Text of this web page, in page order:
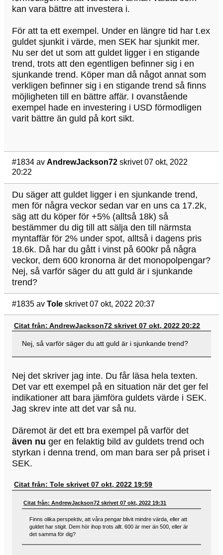
kan vara bättre att investera i.
För att ta ett exempel. Under en längre tid har t.ex
guldet sjunkit i värde, men SEK har sjunkit mer.
Nu ser det ut som att guldet ligger i en stigande
trend, trots att den egentligen befinner sig i en
sjunkande trend. Köper man då något annat som
verkligen befinner sig i en stigande trend så finns
möjligheten till en bättre affär. I ovanstående
exempel hade en investering i USD förmodligen
varit bättre än guld på kort sikt.
#1834 av AndrewJackson72 skrivet 07 okt, 2022
20:22
Du säger att guldet ligger i en sjunkande trend,
men för några veckor sedan var en uns ca 17.2k,
säg att du köper för +5% (alltså 18k) så
bestämmer du dig till att sälja den till närmsta
myntaffär för 2% under spot, alltså i dagens pris
18.6k. Då har du gått i vinst på 600kr på några
veckor, dem 600 kronorna är det monopolpengar?
Nej, så varför säger du att guld är i sjunkande
trend?
#1835 av Tole skrivet 07 okt, 2022 20:37
Citat från: AndrewJackson72 skrivet 07 okt, 2022 20:22
Nej, så varför säger du att guld är i sjunkande trend?
Nej det skriver jag inte. Du får läsa hela texten.
Det var ett exempel på en situation när det ger fel
indikationer att bara jämföra guldets värde i SEK.
Jag skrev inte att det var så nu.
Däremot är det ett bra exempel på varför det
även nu ger en felaktig bild av guldets trend och
styrkan i denna trend, om man bara ser på priset i
SEK.
Citat från: Tole skrivet 07 okt, 2022 19:59
Citat från: AndrewJackson72 skrivet 07 okt, 2022 19:31
Finns olika perspektiv, att våra pengar blivit mindre värda, eller att
guldet har stigit. Dem hör ihop trots allt. 600 är mer än 500, eller är
det samma för dig?